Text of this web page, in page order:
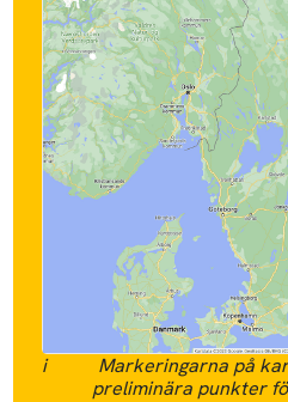
i
Markeringarna på
preliminära punkter